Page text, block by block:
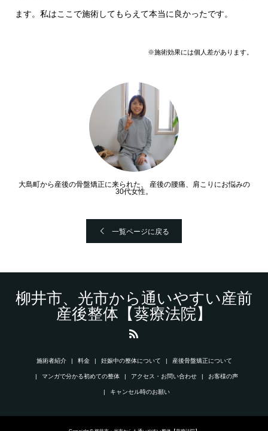
ます。私はここで施術してもらえて本当に良かったです。
※施術効果には個人差があります。
大島町から産後の骨盤矯正に来られた、 産後の腰痛、肩こりにお悩みの
30代女性。
一覧ページに戻る
柳井市、光市から通いやすい産前
産後整体【葵療法院】
施術者紹介 料金 妊娠中の整体について 産後骨盤矯正について
マンガで分かる初めての整体 アクセス・お問い合わせ お客様の声
キャンセル時のお願い